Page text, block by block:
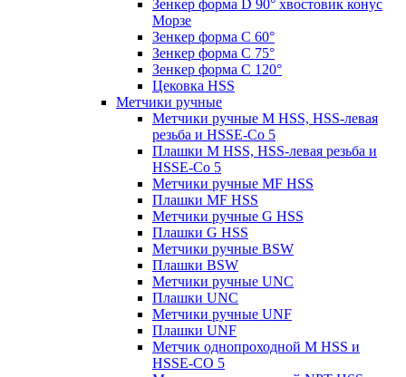
Зенкер форма D 90° хвостовик конус
Морзе
Зенкер форма С 60°
Зенкер форма С 75°
Зенкер форма С 120°
Цековка HSS
Метчики ручные
Метчики ручные M HSS, HSS-левая
резьба и HSSE-Co 5
Плашки M HSS, HSS-левая резьба и
HSSE-Co 5
Метчики ручные MF HSS
Плашки MF HSS
Метчики ручные G HSS
Плашки G HSS
Метчики ручные BSW
Плашки BSW
Метчики ручные UNC
Плашки UNC
Метчики ручные UNF
Плашки UNF
Метчик однопроходной M HSS и
HSSE-CO 5